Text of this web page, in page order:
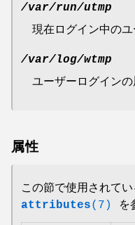
/var/run/utmp
現在ログイン中の
/var/log/wtmp
ユーザーログイン
属性
この節で使用されて
attributes(7) を